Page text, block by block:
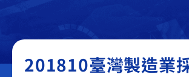
201810臺灣製造業